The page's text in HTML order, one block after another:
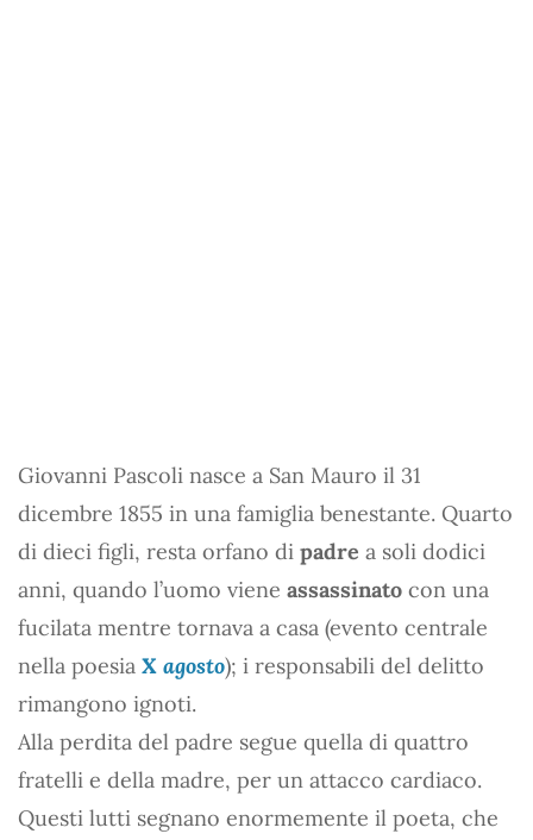
Giovanni Pascoli nasce a San Mauro il 31
dicembre 1855 in una famiglia benestante. Quarto
di dieci figli, resta orfano di padre a soli dodici
anni, quando l’uomo viene assassinato con una
fucilata mentre tornava a casa (evento centrale
nella poesia X agosto); i responsabili del delitto
rimangono ignoti.
Alla perdita del padre segue quella di quattro
fratelli e della madre, per un attacco cardiaco.
Questi lutti segnano enormemente il poeta, che